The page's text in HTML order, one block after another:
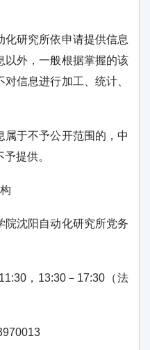
研究所依申请提供信息
以外，一般根据掌握的该
信息进行加工、统计、
于不予公开范围的，中
提供。
沈阳自动化研究所党务
11:30， 13:30 － 17:30 （法